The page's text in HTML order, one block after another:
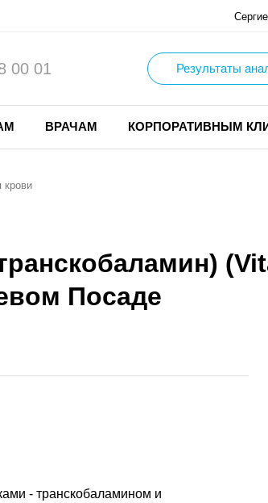
00 01 Результаты
ВРАЧАМ КОРПОРАТИВНЫМ
крови
Посаде
- транскобаламином и